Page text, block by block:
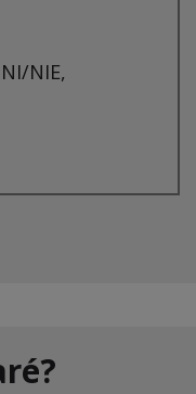
NIE,